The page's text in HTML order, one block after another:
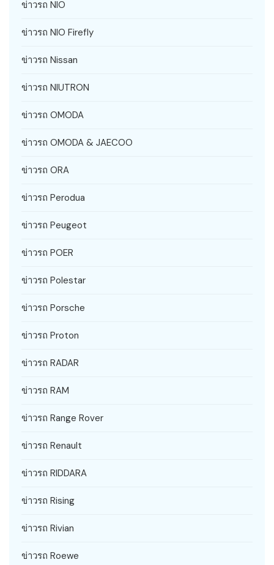
ข่าวรถ NIO
ข่าวรถ NIO Firefly
ข่าวรถ Nissan
ข่าวรถ NIUTRON
ข่าวรถ OMODA
ข่าวรถ OMODA & JAECOO
ข่าวรถ ORA
ข่าวรถ Perodua
ข่าวรถ Peugeot
ข่าวรถ POER
ข่าวรถ Polestar
ข่าวรถ Porsche
ข่าวรถ Proton
ข่าวรถ RADAR
ข่าวรถ RAM
ข่าวรถ Range Rover
ข่าวรถ Renault
ข่าวรถ RIDDARA
ข่าวรถ Rising
ข่าวรถ Rivian
ข่าวรถ Roewe